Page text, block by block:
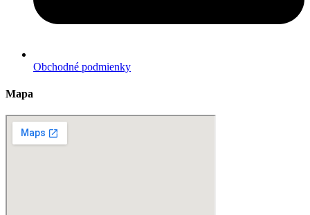
Obchodné podmienky
Mapa